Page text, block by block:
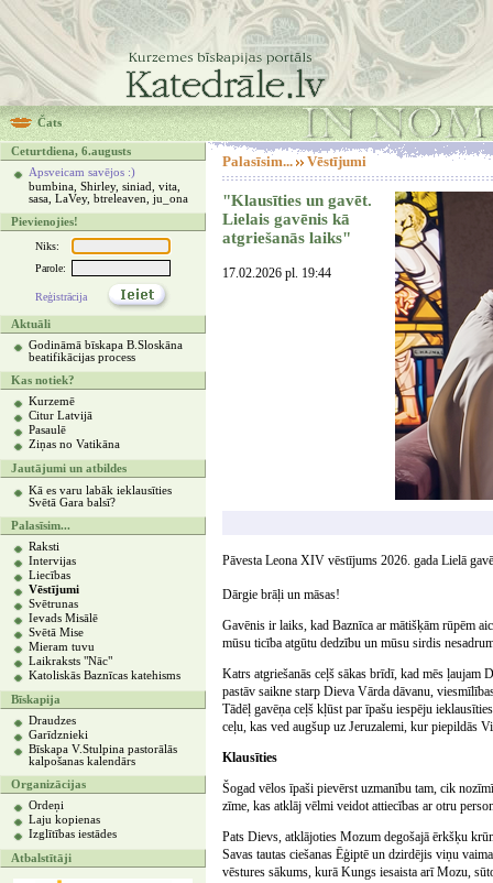
Čats
Ceturtdiena, 6.augusts
Apsveicam savējos :)
bumbina, Shirley, siniad, vita,
sasa, LaVey, btreleaven, ju_ona
Pievienojies!
Niks:
Parole:
Reģistrācija
Aktuāli
Godināmā bīskapa B.Sloskāna
beatifikācijas process
Kas notiek?
Kurzemē
Citur Latvijā
Pasaulē
Ziņas no Vatikāna
Jautājumi un atbildes
Kā es varu labāk ieklausīties
Svētā Gara balsī?
Palasīsim...
Raksti
Intervijas
Liecības
Vēstījumi
Svētrunas
Ievads Misālē
Svētā Mise
Mieram tuvu
Laikraksts "Nāc"
Katoliskās Baznīcas katehisms
Bīskapija
Draudzes
Garīdznieki
Bīskapa V.Stulpina pastorālās
kalpošanas kalendārs
Organizācijas
Ordeņi
Laju kopienas
Izglītības iestādes
Atbalstītāji
Palasīsim... Vēstījumi
"Klausīties un gavēt.
Lielais gavēnis kā
atgriešanās laiks"
17.02.2026 pl. 19:44
Pāvesta Leona XIV vēstījums 2026. gada Lielā
Dārgie brāļi un māsas!
Gavēnis ir laiks, kad Baznīca ar mātišķām rūpēm
mūsu ticība atgūtu dedzību un mūsu sirdis
Katrs atgriešanās ceļš sākas brīdī, kad mēs ļaujam
pastāv saikne starp Dieva Vārda dāvanu,
Tādēļ gavēņa ceļš kļūst par īpašu iespēju
ceļu, kas ved augšup uz Jeruzalemi, kur piepildās
Klausīties
Šogad vēlos īpaši pievērst uzmanību tam, cik
zīme, kas atklāj vēlmi veidot attiecības ar otru
Pats Dievs, atklājoties Mozum degošajā ērkšķu
Savas tautas ciešanas Ēģiptē un dzirdējis viņu
vēstures sākums, kurā Kungs iesaista arī Mozu,